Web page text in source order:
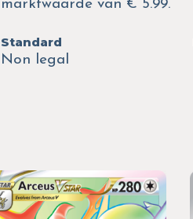
marktwaarde van € 5.99.
Standard
Non legal